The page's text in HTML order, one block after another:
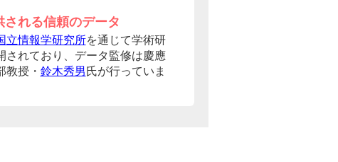
れる信頼のデータ
立情報学研究所を通じて学術研
されており、データ監修は慶應
教授・ 鈴木秀男 氏が行っていま